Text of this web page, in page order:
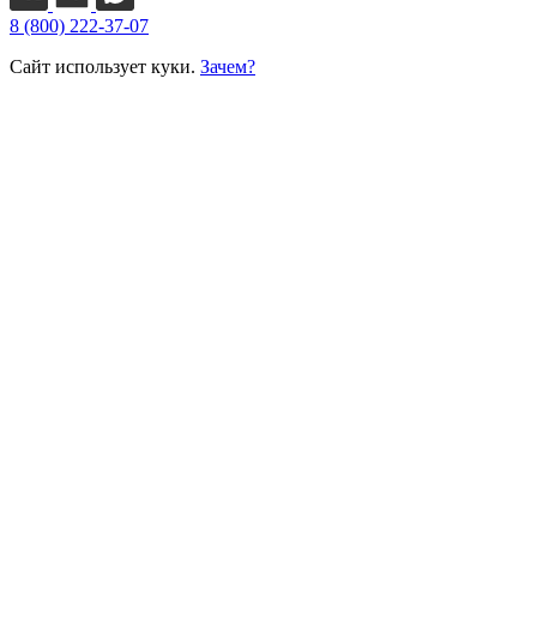
8 (800) 222-37-07
Сайт использует куки. Зачем?